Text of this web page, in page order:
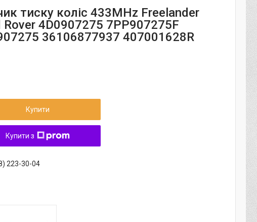
тиску коліс 433MHz Freelander
Rover 4D0907275 7PP907275F
36106877937 407001628R
Купити
Купити з
223-30-04